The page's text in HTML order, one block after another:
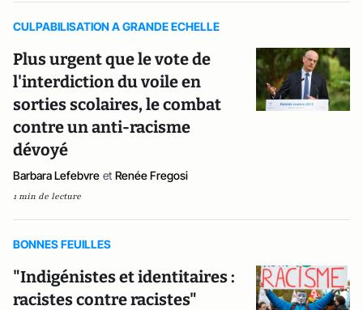
CULPABILISATION A GRANDE ECHELLE
Plus urgent que le vote de
l'interdiction du voile en
sorties scolaires, le combat
contre un anti-racisme
dévoyé
Barbara Lefebvre et Renée Fregosi
1 min de lecture
BONNES FEUILLES
"Indigénistes et identitaires :
racistes contre racistes"